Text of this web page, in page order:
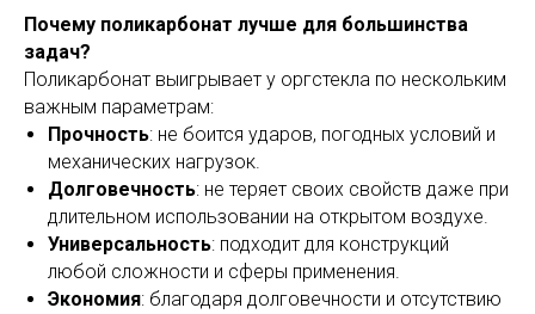
Почему поликарбонат лучше для большинства
задач?
Поликарбонат выигрывает у оргстекла по нескольким
важным параметрам:
Прочность: не боится ударов, погодных условий и
механических нагрузок.
Долговечность: не теряет своих свойств даже при
длительном использовании на открытом воздухе.
Универсальность: подходит для конструкций
любой сложности и сферы применения.
Экономия: благодаря долговечности и отсутствию